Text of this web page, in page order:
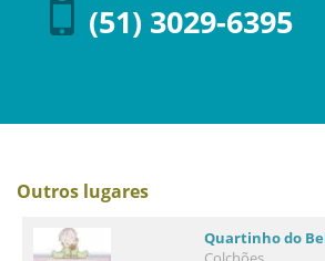
(51) 3029-6395
Outros lugares
Quartinho do